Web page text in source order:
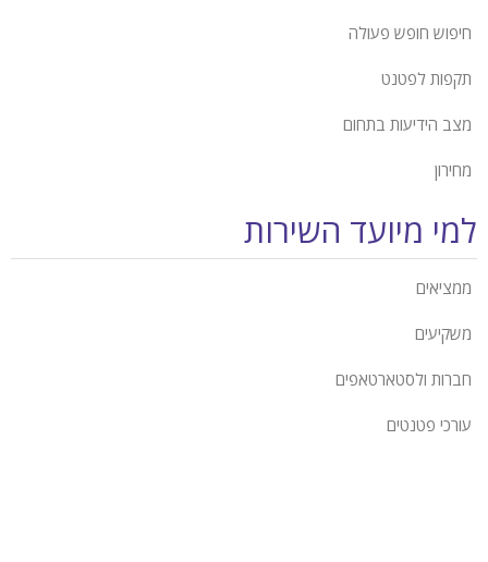
חיפוש חופש פעולה
תקפות לפטנט
מצב הידיעות בתחום
מחירון
למי מיועד השירות
ממציאים
משקיעים
חברות ולסטארטאפים
עורכי פטנטים